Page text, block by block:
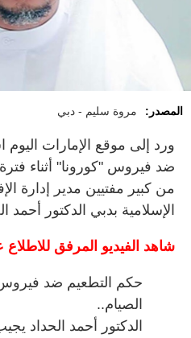
المصدر: مروة سليم - دبي
ورد إلى موقع الإمارات
ضد فيروس "كورونا" أثناء فترة
من كبير مفتيين مدير إدارة
الإسلامية بدبي الدكتور أحمد
شاهد الفيديو المرفق
حكم التطعيم ضد فيروس
الصيام..
الدكتور أحمد الحداد